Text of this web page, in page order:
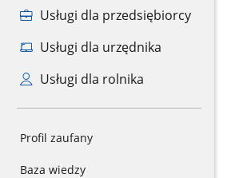
Usługi dla przedsiębiorcy
Usługi dla urzędnika
Usługi dla rolnika
Profil zaufany
Baza wiedzy